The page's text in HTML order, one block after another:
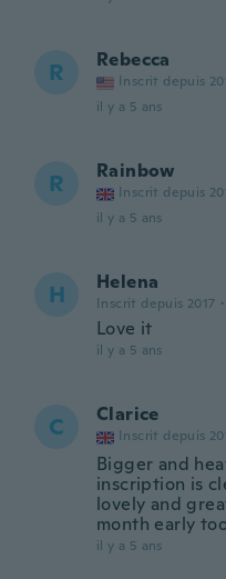
R Rebecca
Inscrit depuis
il y a 5 ans
R Rainbow
Inscrit depuis
il y a 5 ans
H Helena
Inscrit depuis 2017 ·
Love it
il y a 5 ans
C Clarice
Inscrit depuis
Bigger and
inscription is
lovely and
month early
il y a 5 ans